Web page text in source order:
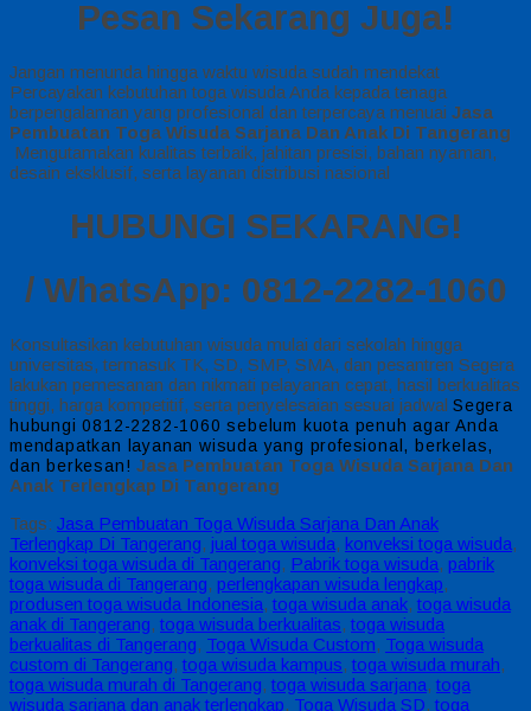
Pesan Sekarang Juga!
Jangan menunda hingga waktu wisuda sudah mendekat
Percayakan kebutuhan toga wisuda Anda kepada tenaga
berpengalaman yang profesional dan terpercaya menuai Jasa
Pembuatan Toga Wisuda Sarjana Dan Anak Di Tangerang
Mengutamakan kualitas terbaik, jahitan presisi, bahan nyaman,
desain eksklusif, serta layanan distribusi nasional
HUBUNGI SEKARANG!
/ WhatsApp: 0812-2282-1060
Konsultasikan kebutuhan wisuda mulai dari sekolah hingga
universitas, termasuk TK, SD, SMP, SMA, dan pesantren Segera
lakukan pemesanan dan nikmati pelayanan cepat, hasil berkualitas
tinggi, harga kompetitif, serta penyelesaian sesuai jadwal Segera
hubungi 0812-2282-1060 sebelum kuota penuh agar Anda
mendapatkan layanan wisuda yang profesional, berkelas,
dan berkesan!Jasa Pembuatan Toga Wisuda Sarjana Dan
Anak Terlengkap Di Tangerang
Tags: Jasa Pembuatan Toga Wisuda Sarjana Dan Anak
Terlengkap Di Tangerang, jual toga wisuda, konveksi toga wisuda,
konveksi toga wisuda di Tangerang, Pabrik toga wisuda, pabrik
toga wisuda di Tangerang, perlengkapan wisuda lengkap,
produsen toga wisuda Indonesia, toga wisuda anak, toga wisuda
anak di Tangerang, toga wisuda berkualitas, toga wisuda
berkualitas di Tangerang, Toga Wisuda Custom, Toga wisuda
custom di Tangerang, toga wisuda kampus, toga wisuda murah,
toga wisuda murah di Tangerang, toga wisuda sarjana, toga
wisuda sarjana dan anak terlengkap, Toga Wisuda SD, toga